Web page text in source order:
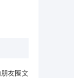
友圈文